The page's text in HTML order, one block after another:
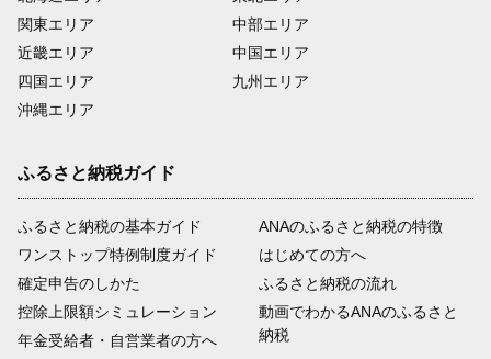
関東エリア
近畿エリア
四国エリア
沖縄エリア
中部エリア
中国エリア
九州エリア
ふるさと納税ガイド
ふるさと納税の基本ガイド
ワンストップ特例制度ガイド
確定申告のしかた
控除上限額シミュレーション
年金受給者・自営業者の方へ
ANAのふるさと納税の特徴
はじめての方へ
ふるさと納税の流れ
動画でわかるANAのふるさと
納税